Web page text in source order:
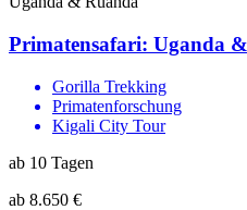
Primatensafari: Uganda
Gorilla Trekking
Primatenforschung
Kigali City Tour
ab 10 Tagen
ab 8.650 €